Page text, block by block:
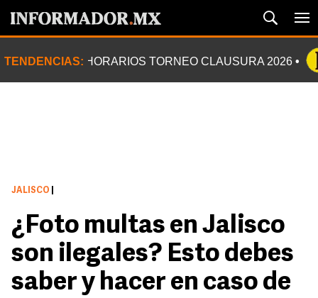
TENDENCIAS: HORARIOS TORNEO CLAUSURA 2026
JALISCO
¿Foto multas en Jalisco
son ilegales? Esto debes
saber y hacer en caso de